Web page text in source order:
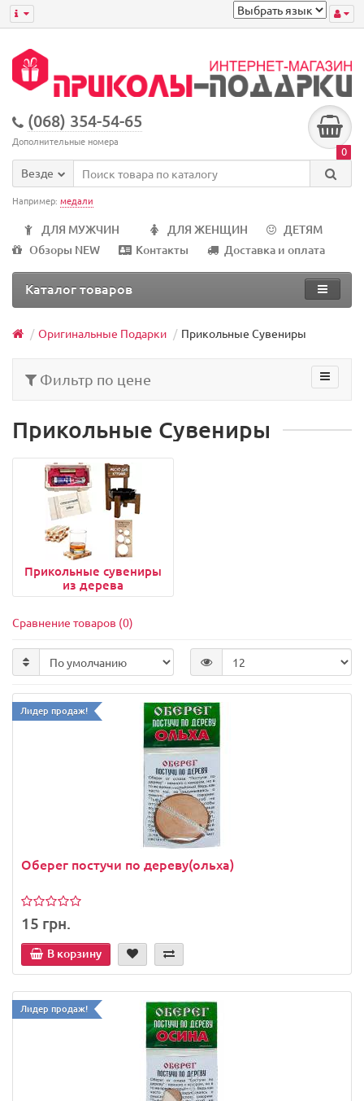
(068) 354-54-65
Дополнительные номера
0
Везде
Например: медали
ДЛЯ МУЖЧИН ДЛЯ ЖЕНЩИН
ДЕТЯМ
Обзоры NEW
Контакты Доставка и оплата
Каталог товаров
Оригинальные Подарки Прикольные Сувениры
Фильтр по цене
Прикольные Сувениры
Прикольные сувениры
из дерева
Сравнение товаров (0)
Лидер продаж!
Оберег постучи по дереву(ольха)
15 грн.
В корзину
Лидер продаж!